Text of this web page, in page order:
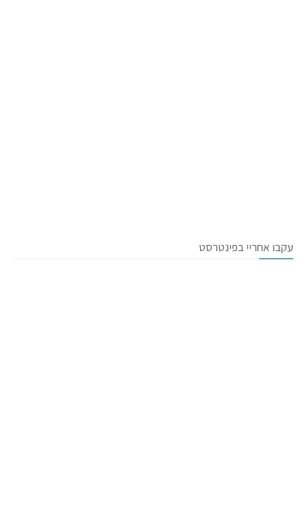
עקבו אחריי בפינטרסט